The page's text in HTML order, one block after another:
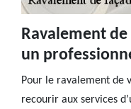
Ravalement
un
Pour le ravalement de
recourir aux services